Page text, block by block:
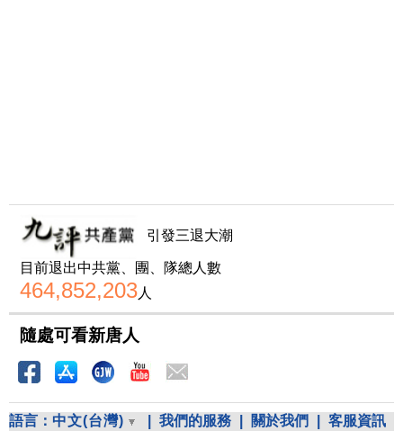
引發三退大潮
目前退出中共黨、團、隊總人數
464,852,203人
隨處可看新唐人
語言： 中文(台灣) 我們的服務 關於我們
客服資訊